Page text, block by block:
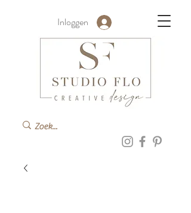
Inloggen